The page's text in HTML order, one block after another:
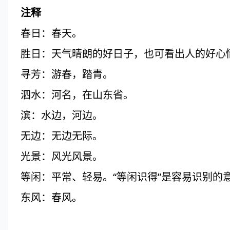
注释
春日：春天。
胜日：天气晴朗的好日子，也可看出人的好心
寻芳：游春，踏青。
泗水：河名，在山东省。
滨：水边，河边。
无边：无边无际。
光景：风光风景。
等闲：平常、轻易。“等闲识得”是容易识别的
东风：春风。